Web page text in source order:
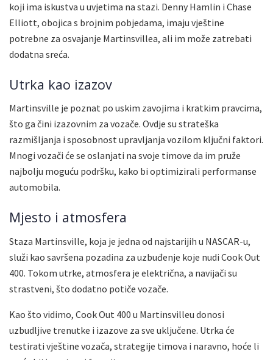
koji ima iskustva u uvjetima na stazi. Denny Hamlin i Chase
Elliott, obojica s brojnim pobjedama, imaju vještine
potrebne za osvajanje Martinsvillea, ali im može zatrebati
dodatna sreća.
Utrka kao izazov
Martinsville je poznat po uskim zavojima i kratkim pravcima,
što ga čini izazovnim za vozače. Ovdje su strateška
razmišljanja i sposobnost upravljanja vozilom ključni faktori.
Mnogi vozači će se oslanjati na svoje timove da im pruže
najbolju moguću podršku, kako bi optimizirali performanse
automobila.
Mjesto i atmosfera
Staza Martinsville, koja je jedna od najstarijih u NASCAR-u,
služi kao savršena pozadina za uzbuđenje koje nudi Cook Out
400. Tokom utrke, atmosfera je električna, a navijači su
strastveni, što dodatno potiče vozače.
Kao što vidimo, Cook Out 400 u Martinsvilleu donosi
uzbudljive trenutke i izazove za sve uključene. Utrka će
testirati vještine vozača, strategije timova i naravno, hoće li